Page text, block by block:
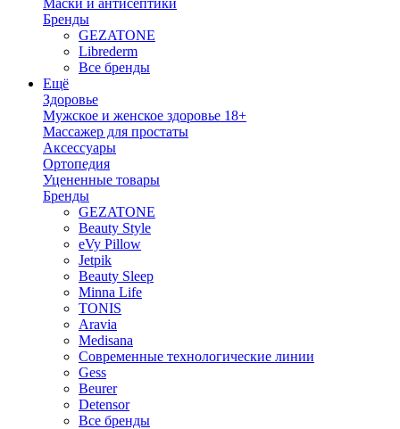
Маски и антисептики
Бренды
GEZATONE
Librederm
Все бренды
Ещё
Здоровье
Мужское и женское здоровье 18+
Массажер для простаты
Аксессуары
Ортопедия
Уцененные товары
Бренды
GEZATONE
Beauty Style
eVy Pillow
Jetpik
Beauty Sleep
Minna Life
TONIS
Aravia
Medisana
Современные технологические линии
Gess
Beurer
Detensor
Все бренды